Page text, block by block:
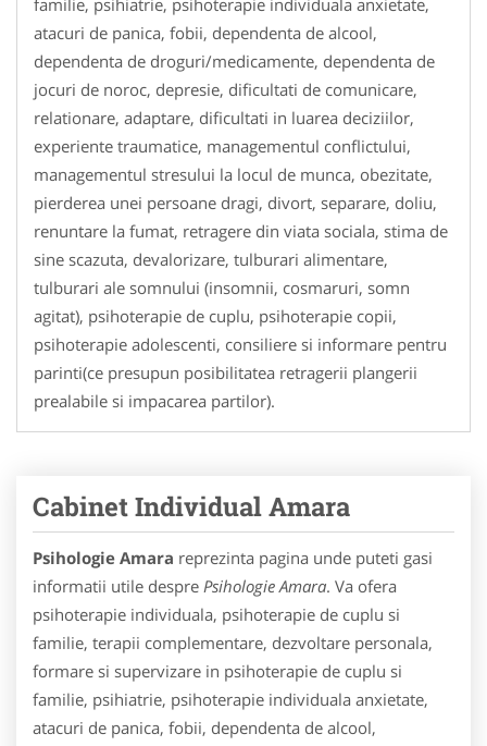
atacuri de panica, fobii, dependenta de alcool,
dependenta de droguri/medicamente, dependenta de
jocuri de noroc, depresie, dificultati de comunicare,
relationare, adaptare, dificultati in luarea deciziilor,
experiente traumatice, managementul conflictului,
managementul stresului la locul de munca, obezitate,
pierderea unei persoane dragi, divort, separare, doliu,
renuntare la fumat, retragere din viata sociala, stima de
sine scazuta, devalorizare, tulburari alimentare,
tulburari ale somnului (insomnii, cosmaruri, somn
agitat), psihoterapie de cuplu, psihoterapie copii,
psihoterapie adolescenti, consiliere si informare pentru
parinti(ce presupun posibilitatea retragerii plangerii
prealabile si impacarea partilor).
Cabinet Individual Amara
Psihologie Amara reprezinta pagina unde puteti gasi
informatii utile despre Psihologie Amara. Va ofera
psihoterapie individuala, psihoterapie de cuplu si
familie, terapii complementare, dezvoltare personala,
formare si supervizare in psihoterapie de cuplu si
familie, psihiatrie, psihoterapie individuala anxietate,
atacuri de panica, fobii, dependenta de alcool,